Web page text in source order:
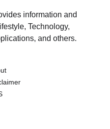
information and
Technology,
and others.